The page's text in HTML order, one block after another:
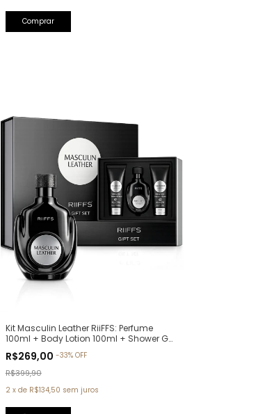
Kit Masculin Leather RiiFFS: Perfume
100ml + Body Lotion 100ml + Shower Gel
R$269,00 -33% OFF
R$399,90
2 x de R$134,50 sem juros